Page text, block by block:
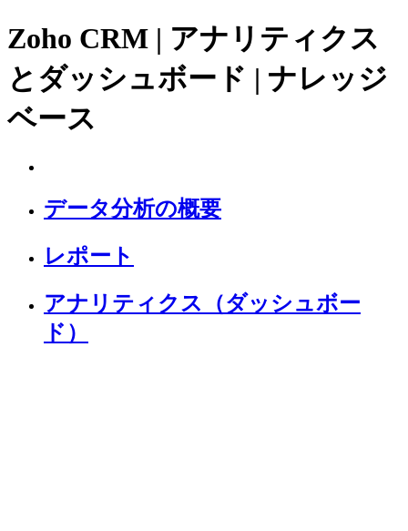
Zoho CRM | アナリティクス
とダッシュボード | ナレッジ
ベース
データ分析の概要
レポート
アナリティクス（ダッシュボー
ド）